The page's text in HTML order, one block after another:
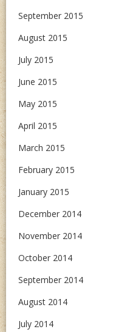
September 2015
August 2015
July 2015
June 2015
May 2015
April 2015
March 2015
February 2015
January 2015
December 2014
November 2014
October 2014
September 2014
August 2014
July 2014